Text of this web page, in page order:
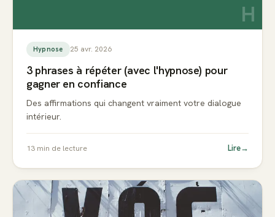
H
Hypnose 25 avr. 2026
3 phrases à répéter (avec l'hypnose) pour
gagner en confiance
Des affirmations qui changent vraiment votre dialogue
intérieur.
13 min de lecture Lire→